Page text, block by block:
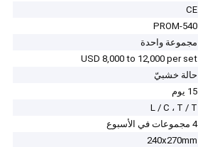
CE
PROM-540
مجموعة واحدة
USD 8,000 to 12,000 per set
حالة خشبيّ
15 يوم
L / C ، T / T
4 مجموعات في الأسبوع
240x270mm